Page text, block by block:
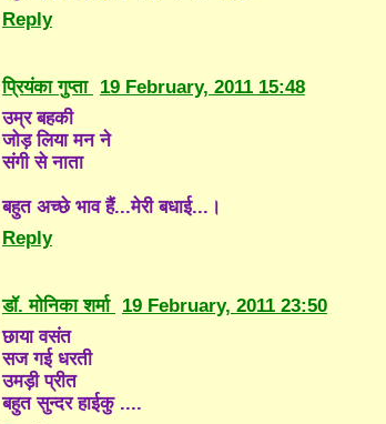
Reply
प्रियंका गुप्ता 19 February, 2011 15:48
उम्र बहकी
जोड़ लिया मन ने
संगी से नाता
बहुत अच्छे भाव हैं...मेरी बधाई...।
Reply
डॉ. मोनिका शर्मा 19 February, 2011 23:50
छाया वसंत
सज गई धरती
उमड़ी प्रीत
बहुत सुन्दर हाईकु ....